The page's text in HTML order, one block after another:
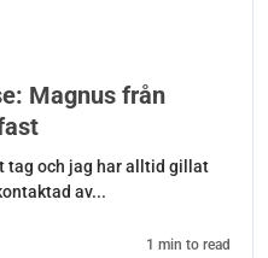
Magnus från
tag och jag har alltid gillat
av...
1 min to read